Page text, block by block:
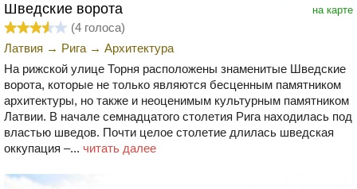
на карте
Шведские ворота
(4 голоса)
Латвия → Рига → Архитектура
На рижской улице Торня расположены знаменитые Шведские
ворота, которые не только являются бесценным памятником
архитектуры, но также и неоценимым культурным памятником
Латвии. В начале семнадцатого столетия Рига находилась под
властью шведов. Почти целое столетие длилась шведская
оккупация –... читать далее